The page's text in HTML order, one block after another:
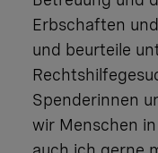
Erbschaften
und beurteile
Spenderinnen
wir Menschen